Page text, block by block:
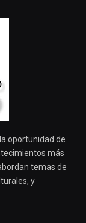
oportunidad de
más
temas de
y